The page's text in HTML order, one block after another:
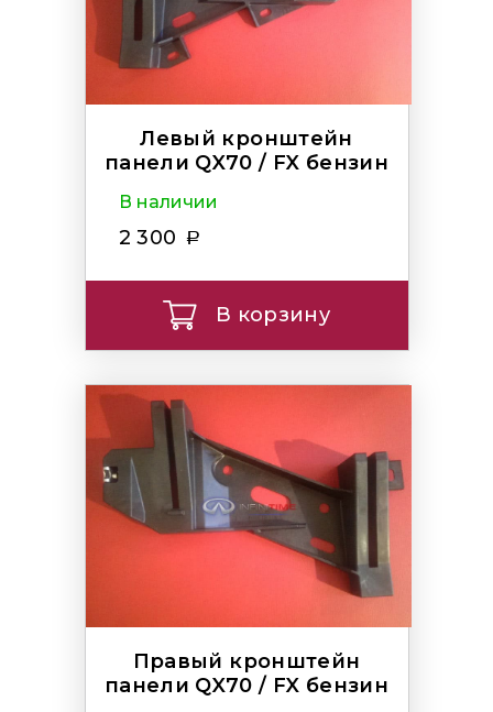
Левый кронштейн
панели QX70 / FX бензин
В наличии
2 300
В корзину
Правый кронштейн
панели QX70 / FX бензин